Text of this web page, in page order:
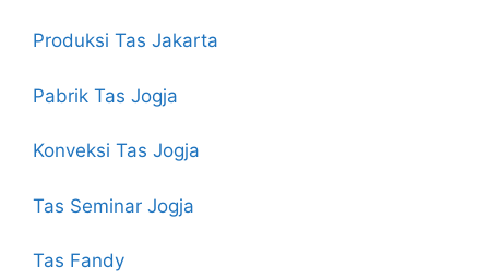
Produksi Tas Jakarta
Pabrik Tas Jogja
Konveksi Tas Jogja
Tas Seminar Jogja
Tas Fandy